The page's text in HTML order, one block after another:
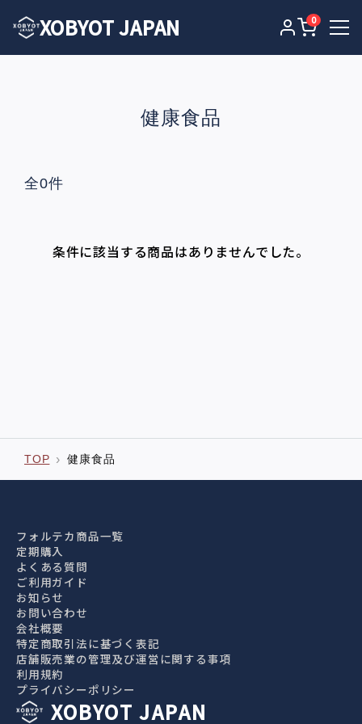
XOBYOT JAPAN 0
健康食品
全0件
条件に該当する商品はありませんでした。
TOP 健康食品
XOBYOT JAPAN
フォルテカ商品一覧
定期購入
よくある質問
ご利用ガイド
お知らせ
お問い合わせ
会社概要
特定商取引法に基づく表記
店舗販売業の管理及び運営に関する事項
利用規約
プライバシーポリシー